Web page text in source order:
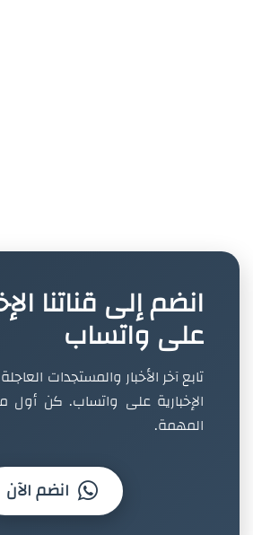
انضم إلى قناتنا
على واتساب
تابع آخر الأخبار والمستجدات
الإخبارية على واتساب. كن أول
المهمة.
انضم الآن